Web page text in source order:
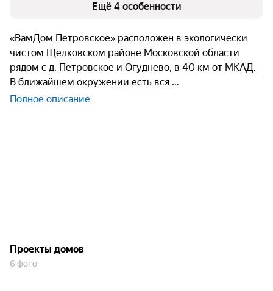
Ещё 4 особенности
«ВамДом Петровское» расположен в экологически
чистом Щелковском районе Московской области
рядом с д. Петровское и Огуднево, в 40 км от МКАД.
В ближайшем окружении есть вся
Полное описание
Проекты домов
6 фото